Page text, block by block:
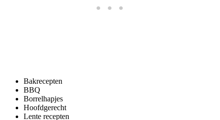
Bakrecepten
BBQ
Borrelhapjes
Hoofdgerecht
Lente recepten